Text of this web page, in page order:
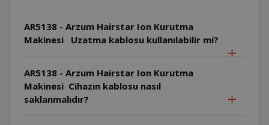
AR5138 - Arzum Hairstar Ion Kurutma
Makinesi Uzatma kablosu kullanılabilir mi?
AR5138 - Arzum Hairstar Ion Kurutma
Makinesi Cihazın kablosu nasıl
saklanmalıdır?